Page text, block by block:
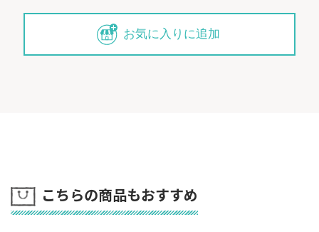
※「２．メンテナンスに必要な日数」は全てのメンテナ
ンスメニューを実施した場合の日数です。
メンテナンス項目が減れば日数も短縮できる場合があ
ご注文のタイミングにより在庫切れ/売約済みの場合もご
ざいます。当店からの返信メールをご確認ください。
お気に入りに追加
こちらの商品もおすすめ